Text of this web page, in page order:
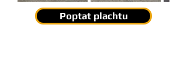
Poptat plachtu